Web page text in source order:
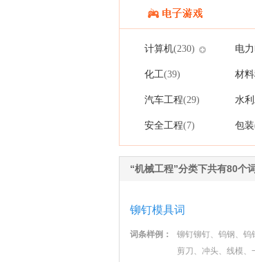
计算机(230) 电
化工(39) 材
汽车工程(29) 水
安全工程(7) 包装
“机械工程”分类下共有80个
铆钉模具词
词条样例：
铆钉铆钉、钨钢、钨
剪刀、冲头、线模、